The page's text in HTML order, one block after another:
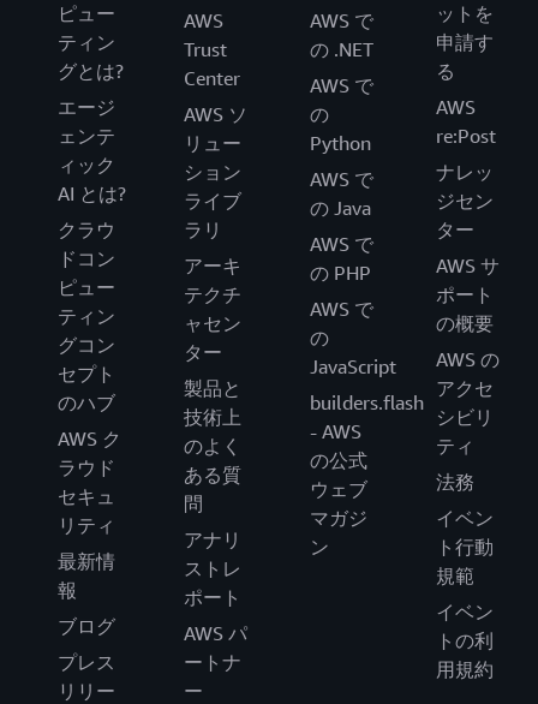
ピュー
ティン
グとは?
エージ
ェンテ
ィック
AI とは?
クラウ
ドコン
ピュー
ティン
グコン
セプト
のハブ
AWS ク
ラウド
セキュ
リティ
最新情
報
ブログ
プレス
リリー
AWS
Trust
Center
AWS ソ
リュー
ション
ライブ
ラリ
アーキ
テクチ
ャセン
ター
製品と
技術上
のよく
ある質
問
アナリ
ストレ
ポート
AWS パ
ートナ
ー
AWS で
の .NET
AWS で
の
Python
AWS で
の Java
AWS で
の PHP
AWS で
の
JavaScript
builders.flash
- AWS
の公式
ウェブ
マガジ
ン
ットを
申請す
る
AWS
re:Post
ナレッ
ジセン
ター
AWS サ
ポート
の概要
AWS の
アクセ
シビリ
ティ
法務
イベン
ト行動
規範
イベン
トの利
用規約